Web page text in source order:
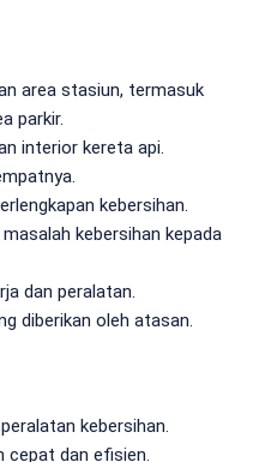
area stasiun, termasuk
parkir.
interior kereta api.
kebersihan.
kebersihan kepada
dan peralatan.
diberikan oleh atasan.
kebersihan.
cepat dan efisien.